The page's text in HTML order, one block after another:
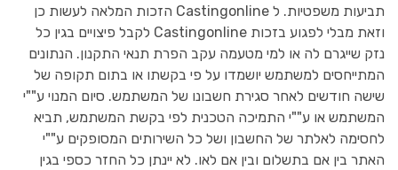
תביעות משפטיות. ל Castingonline הזכות המלאה לעשות כן
וזאת מבלי לפגוע בזכות Castingonline לקבל פיצויים בגין כל
נזק שייגרם לה או למי מטעמה עקב הפרת תנאי התקנון. הנתונים
המתייחסים למשתמש יושמדו על פי בקשתו או בתום תקופה של
שישה חודשים לאחר סגירת חשבונו של המשתמש. סיום המנוי ע""י
המשתמש או ע""י התמיכה הטכנית לפי בקשת המשתמש, תביא
לחסימה לאלתר של החשבון ושל כל השירותים המסופקים ע""י
האתר בין אם בתשלום ובין אם לאו. לא יינתן כל החזר כספי בגין